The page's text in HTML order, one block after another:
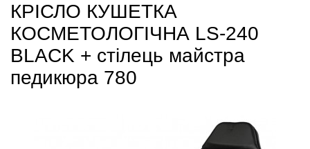
КРІСЛО КУШЕТКА
КОСМЕТОЛОГІЧНА LS-240
BLACK + стілець майстра
педикюра 780